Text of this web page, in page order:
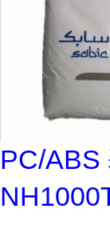
PC/ABS